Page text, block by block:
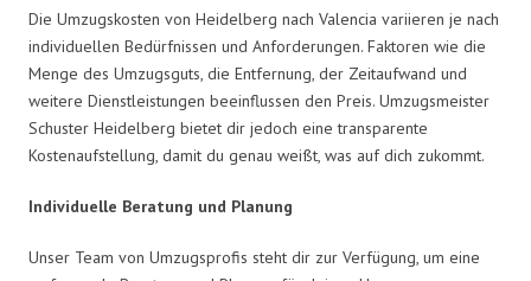
Die Umzugskosten von Heidelberg nach Valencia variieren je nach
individuellen Bedürfnissen und Anforderungen. Faktoren wie die
Menge des Umzugsguts, die Entfernung, der Zeitaufwand und
weitere Dienstleistungen beeinflussen den Preis. Umzugsmeister
Schuster Heidelberg bietet dir jedoch eine transparente
Kostenaufstellung, damit du genau weißt, was auf dich zukommt.
Individuelle Beratung und Planung
Unser Team von Umzugsprofis steht dir zur Verfügung, um eine